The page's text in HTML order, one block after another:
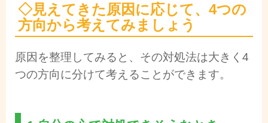
◇見えてきた原因に応じて、4つの
方向から考えてみましょう
原因を整理してみると、その対処法は大きく4
つの方向に分けて考えることができます。